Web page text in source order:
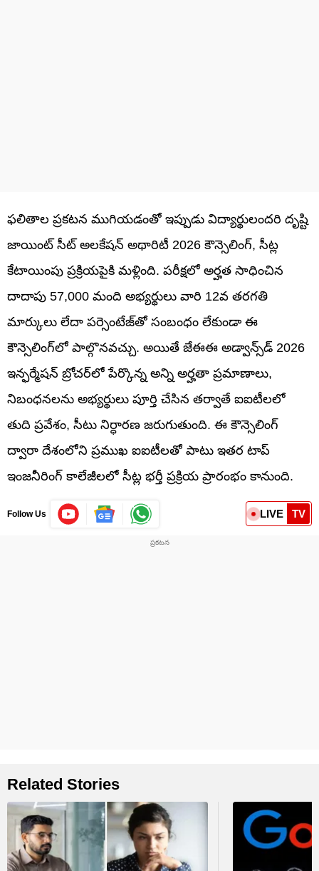
ఫలితాల ప్రకటన ముగియడంతో ఇప్పుడు విద్యార్థులందరి దృష్టి
జాయింట్ సీట్ అలకేషన్ అథారిటీ 2026 కౌన్సెలింగ్, సీట్ల
కేటాయింపు ప్రక్రియపైకి మళ్లింది. పరీక్షలో అర్హత సాధించిన
దాదాపు 57,000 మంది అభ్యర్థులు వారి 12వ తరగతి
మార్కులు లేదా పర్సెంటేజ్‌తో సంబంధం లేకుండా ఈ
కౌన్సెలింగ్‌లో పాల్గొనవచ్చు. అయితే జేఈఈ అడ్వాన్స్‌డ్ 2026
ఇన్ఫర్మేషన్ బ్రోచర్‌లో పేర్కొన్న అన్ని అర్హతా ప్రమాణాలు,
నిబంధనలను అభ్యర్థులు పూర్తి చేసిన తర్వాతే ఐఐటీలలో
తుది ప్రవేశం, సీటు నిర్ధారణ జరుగుతుంది. ఈ కౌన్సెలింగ్
ద్వారా దేశంలోని ప్రముఖ ఐఐటీలతో పాటు ఇతర టాప్
ఇంజనీరింగ్ కాలేజీలలో సీట్ల భర్తీ ప్రక్రియ ప్రారంభం కానుంది.
Follow Us LIVE TV
Related Stories